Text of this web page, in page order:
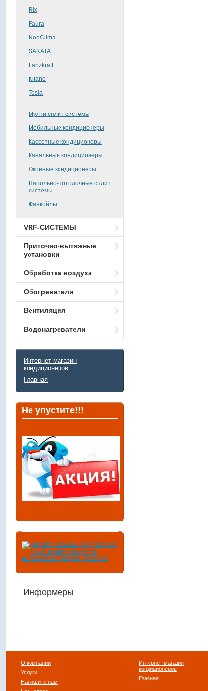
Rix
Faura
NeoClima
SAKATA
Lanzkraft
Kitano
Tesla
Мулти сплит системы
Мобильные кондиционеры
Кассетные кондиционеры
Канальные кондиционеры
Оконные кондиционеры
Напольно-потолочные сплит
системы
Фанкойлы
VRF-СИСТЕМЫ
Приточно-вытяжные
установки
Обработка воздуха
Обогреватели
Вентиляция
Водонагреватели
Интернет магазин
кондиционеров
Главная
Не упустите!!!
Информеры
О компании
Услуги
Напишите нам
Интернет магазин
кондиционеров
Главная